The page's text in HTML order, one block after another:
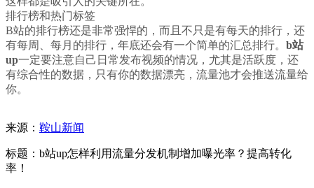
排行榜和热门标签
B站的排行榜还是非常强悍的，而且不只是有每天的排行，还
有每周、每月的排行，年底还会有一个简单的汇总排行。 b站
up一定要注意自己日常发布视频的情况，尤其是活跃度，还
有综合性的数据，只有你的数据漂亮，流量池才会推送流量给
你。
来源： 鞍山新闻
标题：b站up怎样利用流量分发机制增加曝光率？提高转化
率！